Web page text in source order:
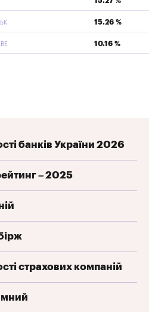
15.26 %
10.16 %
банків України 2026
– 2025
страхових компаній